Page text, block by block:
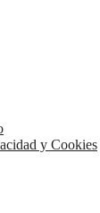
y Cookies